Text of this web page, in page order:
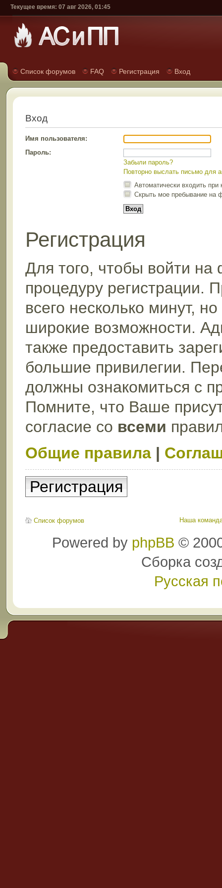
Текущее время: 07 авг 2026, 01:45
Список форумов FAQ Регистрация Вход
Вход
Имя пользователя:
Пароль:
Забыли пароль?
Повторно выслать письмо для
Автоматически входить
Скрыть мое пребывание на
Регистрация
Для того, чтобы войти
процедуру регистрации.
всего несколько минут,
широкие возможности.
также предоставить
большие привилегии.
должны ознакомиться с
Помните, что Ваше
согласие со всеми
Общие правила|
Регистрация
Список форумов Наша
Powered by phpBB ©
Сборка
Русская